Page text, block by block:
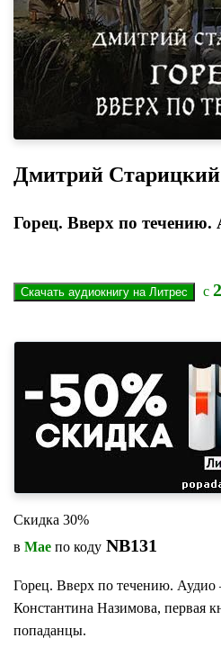
Дмитрий Старицкий
Горец. Вверх по течению.
с
Скидка 30%
в Мае по коду NB131
Горец. Вверх по течению. Аудио
Константина Назимова, первая
попаданцы.